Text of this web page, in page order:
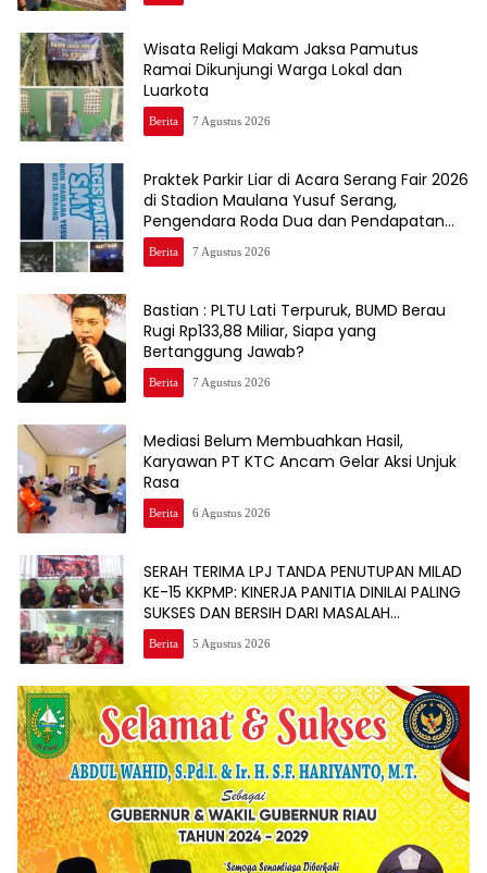
Wisata Religi Makam Jaksa Pamutus
Ramai Dikunjungi Warga Lokal dan
Luarkota
Berita 7 Agustus 2026
Praktek Parkir Liar di Acara Serang Fair 2026
di Stadion Maulana Yusuf Serang,
Pengendara Roda Dua dan Pendapatan
Asli Daerah ( PAD)Jadi Korbannya
Berita 7 Agustus 2026
Bastian : PLTU Lati Terpuruk, BUMD Berau
Rugi Rp133,88 Miliar, Siapa yang
Bertanggung Jawab?
Berita 7 Agustus 2026
Mediasi Belum Membuahkan Hasil,
Karyawan PT KTC Ancam Gelar Aksi Unjuk
Rasa
Berita 6 Agustus 2026
SERAH TERIMA LPJ TANDA PENUTUPAN MILAD
KE-15 KKPMP: KINERJA PANITIA DINILAI PALING
SUKSES DAN BERSIH DARI MASALAH
KEUANGAN
Berita 5 Agustus 2026